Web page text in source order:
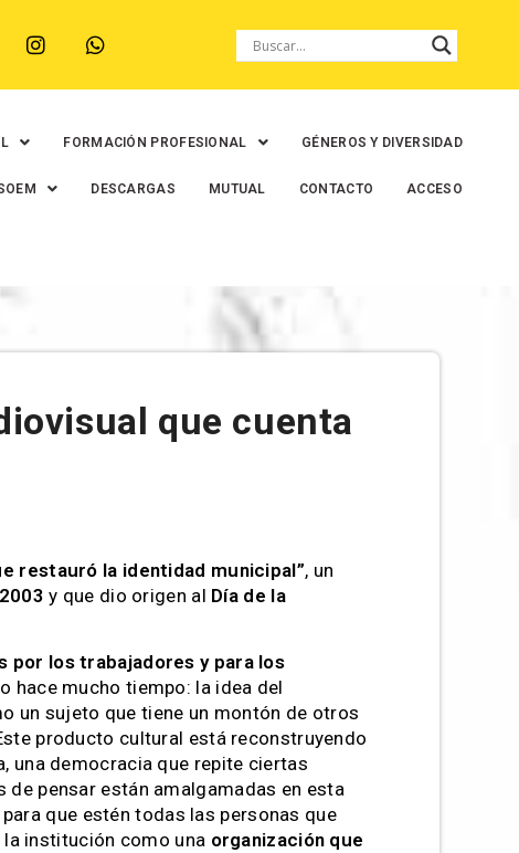
FORMACIÓN PROFESIONAL GÉNEROS Y DIVERSIDAD
DESCARGAS MUTUAL CONTACTO ACCESO
que cuenta
restauró la identidad municipal”, un
y que dio origen al Día de la
los trabajadores y para los
hace mucho tiempo: la idea del
un sujeto que tiene un montón de otros
producto cultural está reconstruyendo
una democracia que repite ciertas
pensar están amalgamadas en esta
que estén todas las personas que
institución como una organización que